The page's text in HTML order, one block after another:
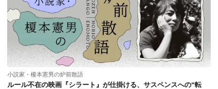
小説家・榎本憲男の炉前散語
ルール不在の映画『シラート』が仕掛ける、サスペンスへの“転